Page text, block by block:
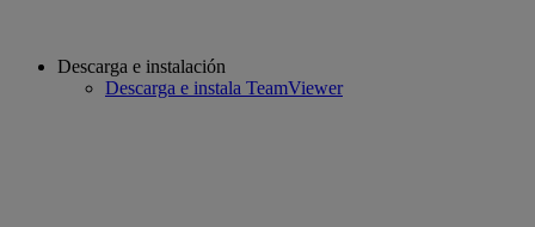
Descarga e instalación
Descarga e instala TeamViewer